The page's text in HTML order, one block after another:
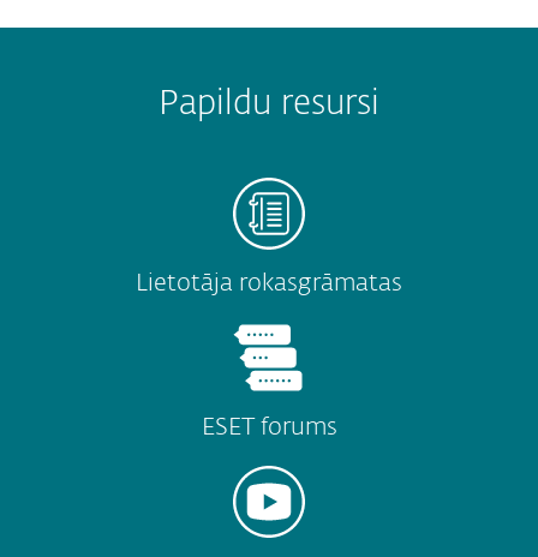
Papildu resursi
Lietotāja rokasgrāmatas
ESET forums